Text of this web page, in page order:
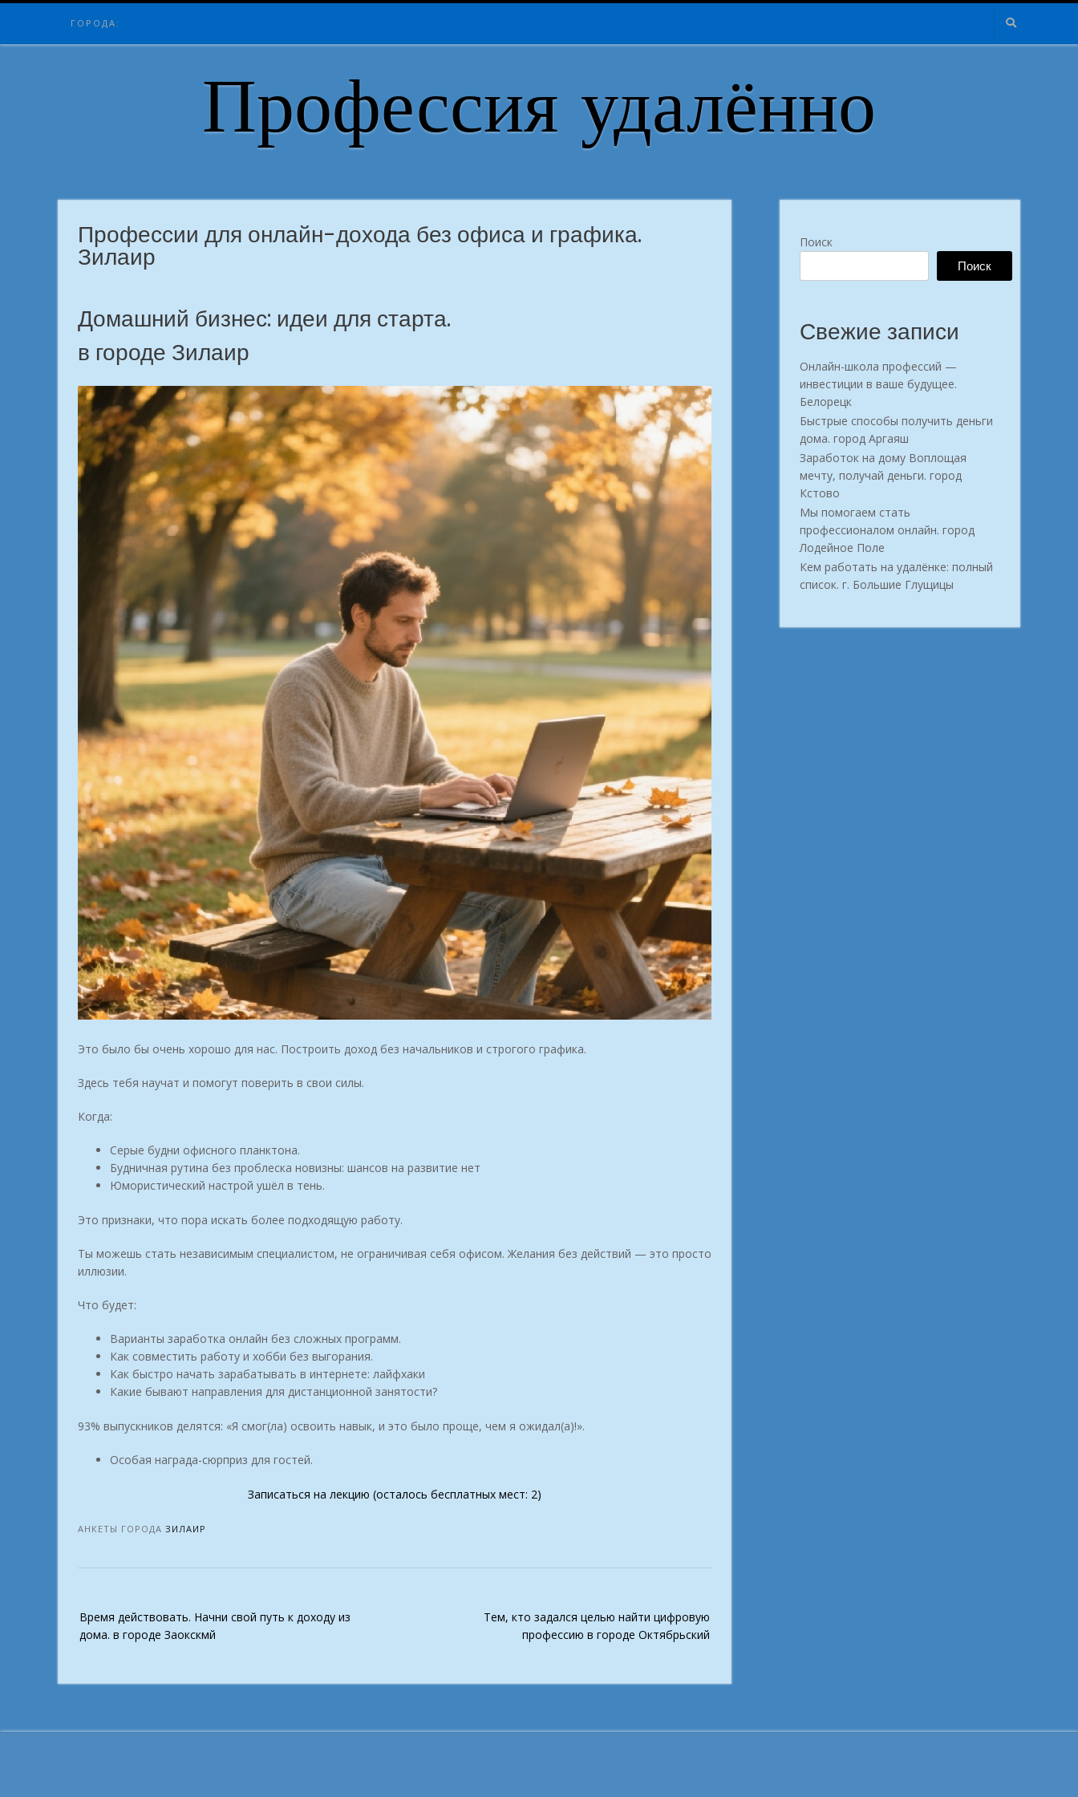
Skip
content
ГОРОДА:
Профессия удалённо
Профессии для онлайн-дохода без офиса и графика.
Зилаир
Домашний бизнес: идеи для старта.
в городе Зилаир
Это было бы очень хорошо для нас. Построить доход без начальников и строгого графика.
Здесь тебя научат и помогут поверить в свои силы.
Когда:
Серые будни офисного планктона.
Будничная рутина без проблеска новизны: шансов на развитие нет
Юмористический настрой ушёл в тень.
Это признаки, что пора искать более подходящую работу.
Ты можешь стать независимым специалистом, не ограничивая себя офисом. Желания без действий — это просто
иллюзии.
Что будет:
Варианты заработка онлайн без сложных программ.
Как совместить работу и хобби без выгорания.
Как быстро начать зарабатывать в интернете: лайфхаки
Какие бывают направления для дистанционной занятости?
93% выпускников делятся: «Я смог(ла) освоить навык, и это было проще, чем я ожидал(а)!».
Особая награда-сюрприз для гостей.
Записаться на лекцию (осталось бесплатных мест: 2)
АНКЕТЫ ГОРОДА ЗИЛАИР
navigation
Время действовать. Начни свой путь к доходу из
дома. в городе Заокскмй
Тем, кто задался целью найти цифровую
профессию в городе Октябрьский
Поиск
Поиск
Свежие записи
Онлайн-школа профессий —
инвестиции в ваше будущее.
Белорецк
Быстрые способы получить деньги
дома. город Аргаяш
Заработок на дому Воплощая
мечту, получай деньги. город
Кстово
Мы помогаем стать
профессионалом онлайн. город
Лодейное Поле
Кем работать на удалёнке: полный
список. г. Большие Глущицы